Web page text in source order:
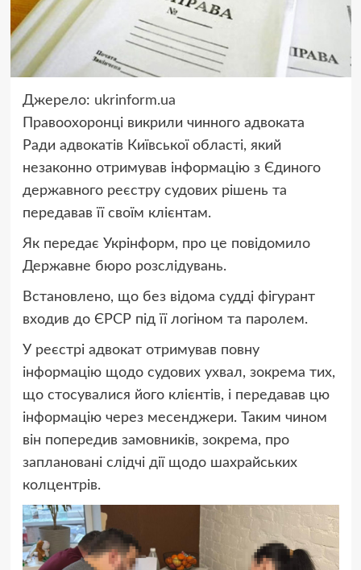
Джерело: ukrinform.ua
Правоохоронці викрили чинного адвоката
Ради адвокатів Київської області, який
незаконно отримував інформацію з Єдиного
державного реєстру судових рішень та
передавав її своїм клієнтам.
Як передає Укрінформ, про це повідомило
Державне бюро розслідувань.
Встановлено, що без відома судді фігурант
входив до ЄРСР під її логіном та паролем.
У реєстрі адвокат отримував повну
інформацію щодо судових ухвал, зокрема тих,
що стосувалися його клієнтів, і передавав цю
інформацію через месенджери. Таким чином
він попередив замовників, зокрема, про
заплановані слідчі дії щодо шахрайських
колцентрів.